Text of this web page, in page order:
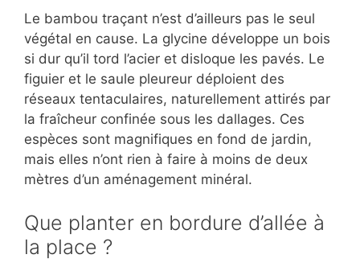
Le bambou traçant n’est d’ailleurs pas le seul
végétal en cause. La glycine développe un bois
si dur qu’il tord l’acier et disloque les pavés. Le
figuier et le saule pleureur déploient des
réseaux tentaculaires, naturellement attirés par
la fraîcheur confinée sous les dallages. Ces
espèces sont magnifiques en fond de jardin,
mais elles n’ont rien à faire à moins de deux
mètres d’un aménagement minéral.
Que planter en bordure d’allée à
la place ?